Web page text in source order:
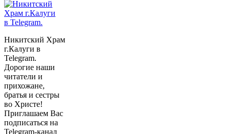
Никитский Храм
г.Калуги в
Telegram.
Дорогие наши
читатели и
прихожане,
братья и сестры
во Христе!
Приглашаем Вас
подписаться на
Telegram-канал